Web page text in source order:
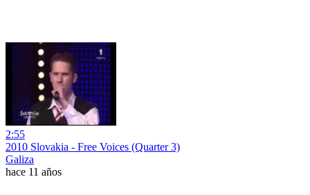
2:55
2010 Slovakia - Free Voices (Quarter 3)
Galiza
hace 11 años